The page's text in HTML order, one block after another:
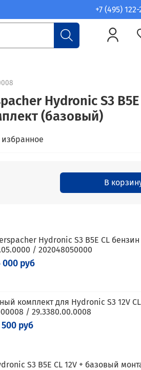
+7 (495)
Hydronic S3 B5E
(базовый)
избранное
В
Hydronic S3 B5E CL бензин
/ 202048050000
000 руб
комплект для Hydronic S3 12V
/ 29.3380.00.0008
500 руб
S3 B5E CL 12V + базовый